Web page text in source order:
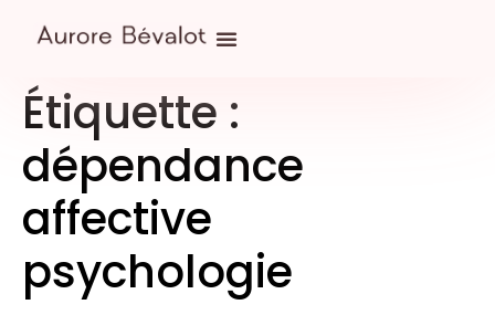
Étiquette :
dépendance
affective
psychologie